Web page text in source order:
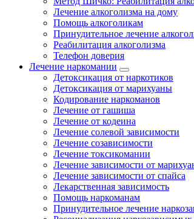
Лечение алкоголизма на дому
Помощь алкоголикам
Принудительное лечение
Реабилитация алкоголизма
Телефон доверия
Лечение наркомании
Детоксикация от наркотиков
Детоксикация от марихуаны
Кодирование наркоманов
Лечение от гашиша
Лечение от кодеина
Лечение солевой зависимости
Лечение созависимости
Лечение токсикомании
Лечение зависимости от
Лечение зависимости от спайса
Лекарственная зависимость
Помощь наркоманам
Принудительное лечение